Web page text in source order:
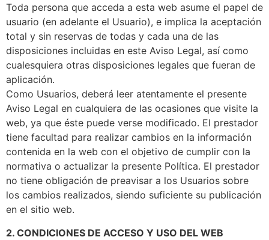
Toda persona que acceda a esta web asume el papel de
usuario (en adelante el Usuario), e implica la aceptación
total y sin reservas de todas y cada una de las
disposiciones incluidas en este Aviso Legal, así como
cualesquiera otras disposiciones legales que fueran de
aplicación.
Como Usuarios, deberá leer atentamente el presente
Aviso Legal en cualquiera de las ocasiones que visite la
web, ya que éste puede verse modificado. El prestador
tiene facultad para realizar cambios en la información
contenida en la web con el objetivo de cumplir con la
normativa o actualizar la presente Política. El prestador
no tiene obligación de preavisar a los Usuarios sobre
los cambios realizados, siendo suficiente su publicación
en el sitio web.
2. CONDICIONES DE ACCESO Y USO DEL WEB